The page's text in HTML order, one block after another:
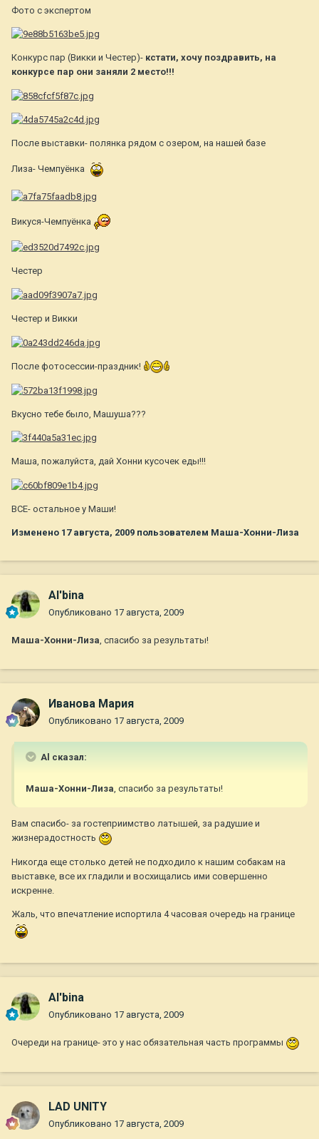
Фото с экспертом
Конкурс пар (Викки и Честер)- кстати, хочу поздравить, на
конкурсе пар они заняли 2 место!!!
После выставки- полянка рядом с озером, на нашей базе
Лиза- Чемпуёнка
Викуся-Чемпуёнка
Честер
Честер и Викки
После фотосессии-праздник!
Вкусно тебе было, Машуша???
Маша, пожалуйста, дай Хонни кусочек еды!!!
ВСЕ- остальное у Маши!
Изменено 17 августа, 2009 пользователем Маша-Хонни-Лиза
Al'bina
Опубликовано 17 августа, 2009
Маша-Хонни-Лиза, спасибо за результаты!
Иванова Мария
Опубликовано 17 августа, 2009
Al сказал:
Маша-Хонни-Лиза, спасибо за результаты!
Вам спасибо- за гостеприимство латышей, за радушие и
жизнерадостность
Никогда еще столько детей не подходило к нашим собакам на
выставке, все их гладили и восхищались ими совершенно
искренне.
Жаль, что впечатление испортила 4 часовая очередь на границе
Al'bina
Опубликовано 17 августа, 2009
Очереди на границе- это у нас обязательная часть программы
LAD UNITY
Опубликовано 17 августа, 2009